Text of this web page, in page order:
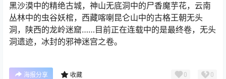
黑沙漠中的精绝古城，神山无底洞中的尸香魔芋花，云南
丛林中的虫谷妖棺，西藏喀喇昆仑山中的古格王朝无头
洞，陕西的龙岭迷窟……目前正在连载中的是最终卷，无头
洞遗迹，冰封的邪神迷宫之卷。
海报分享 收藏 0 0